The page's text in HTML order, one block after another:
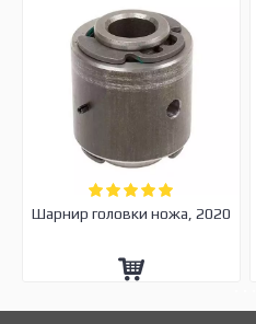
Шарнир головки ножа, 2020